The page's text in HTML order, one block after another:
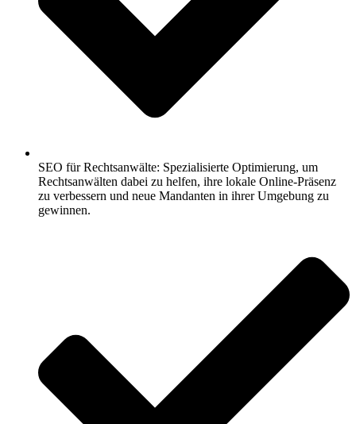
SEO für Rechtsanwälte: Spezialisierte Optimierung, um
Rechtsanwälten dabei zu helfen, ihre lokale Online-Präsenz
zu verbessern und neue Mandanten in ihrer Umgebung zu
gewinnen.